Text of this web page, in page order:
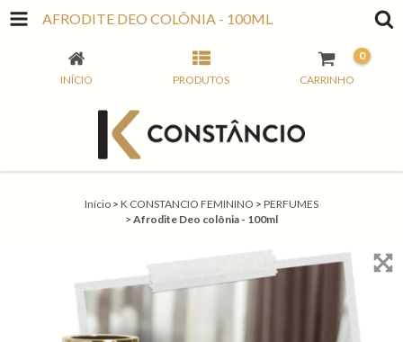
AFRODITE DEO COLÔNIA - 100ML
INÍCIO PRODUTOS CARRINHO
0
Início > K CONSTANCIO FEMININO > PERFUMES
> Afrodite Deo colônia - 100ml